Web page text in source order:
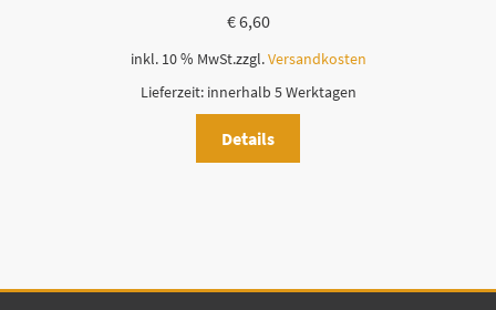
€6,60
inkl. 10 % MwSt.zzgl.Versandkosten
Lieferzeit: innerhalb 5 Werktagen
Details